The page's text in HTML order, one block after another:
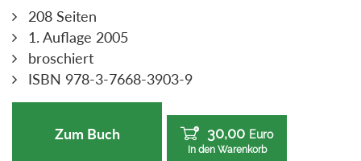
208 Seiten
1. Auflage 2005
broschiert
ISBN 978-3-7668-3903-9
Zum Buch 30,00 Euro
In den Warenkorb